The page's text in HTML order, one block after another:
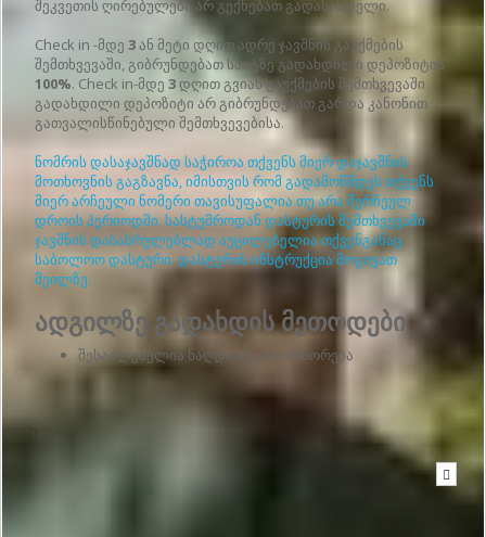
შეკვეთის ღირებულება არ გექნებათ გადასახდელი.
Check in -მდე 3ან მეტი დღით ადრე ჯავშნის გაუქმების
შემთხვევაში, გიბრუნდებათ საიტზე გადახდილი დეპოზიტის
100%. Check in-მდე 3დღით გვიან გაუქმების შემთხვევაში
გადახდილი დეპოზიტი არ გიბრუნდებათ გარდა კანონით
გათვალისწინებული შემთხვევებისა.
ნომრის დასაჯავშნად საჭიროა თქვენს მიერ დაჯავშნის
მოთხოვნის გაგზავნა, იმისთვის რომ გადამოწმდეს თქვენს
მიერ არჩეული ნომერი თავისუფალია თუ არა შერჩეულ
დროის პერიოდში. სასტუმროდან დასტურის შემთხვევაში
ჯავშნის დასასრულებლად აუცილებელია თქვენგანაც
საბოლოო დასტური. დასტურის ინსტრუქცია მოგივათ
მეილზე.
ადგილზე გადახდის მეთოდები
შესაძლებელია ნაღდი ანგარიშსწორება
მიწერეთ სასტუმროს - სასტუმროდან პასუხი მოგივათ ელ-